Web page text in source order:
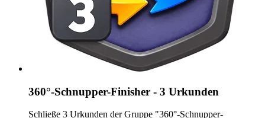
360°-Schnupper-Finisher - 3 Urkunden
Schließe 3 Urkunden der Gruppe "360°-Schnupper-